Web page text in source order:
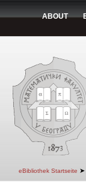
ABOUT
eBibliothek Startseite ➤